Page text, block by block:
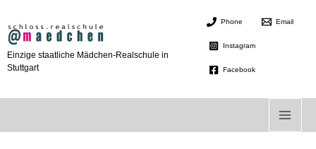
Inhalt
springen
Einzige staatliche Mädchen-Realschule in
Stuttgart
Phone Email
Instagram
Facebook